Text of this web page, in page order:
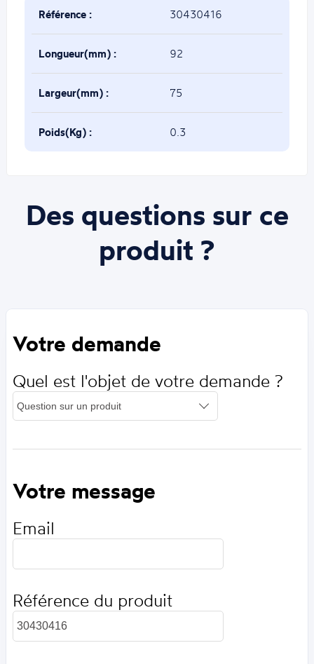
Référence : 30430416
Longueur(mm) : 92
Largeur(mm) : 75
Poids(Kg) : 0.3
Des questions sur ce
produit ?
Votre demande
Quel est l'objet de votre demande ?
Votre message
Email
Référence du produit